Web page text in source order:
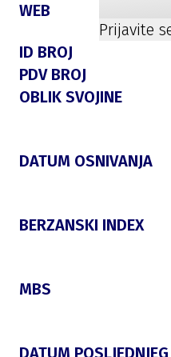
WEB
Prijavite
ID BROJ
PDV BROJ
OBLIK SVOJINE
DATUM OSNIVANJA
BERZANSKI INDEX
MBS
DATUM POSLJEDNJEG